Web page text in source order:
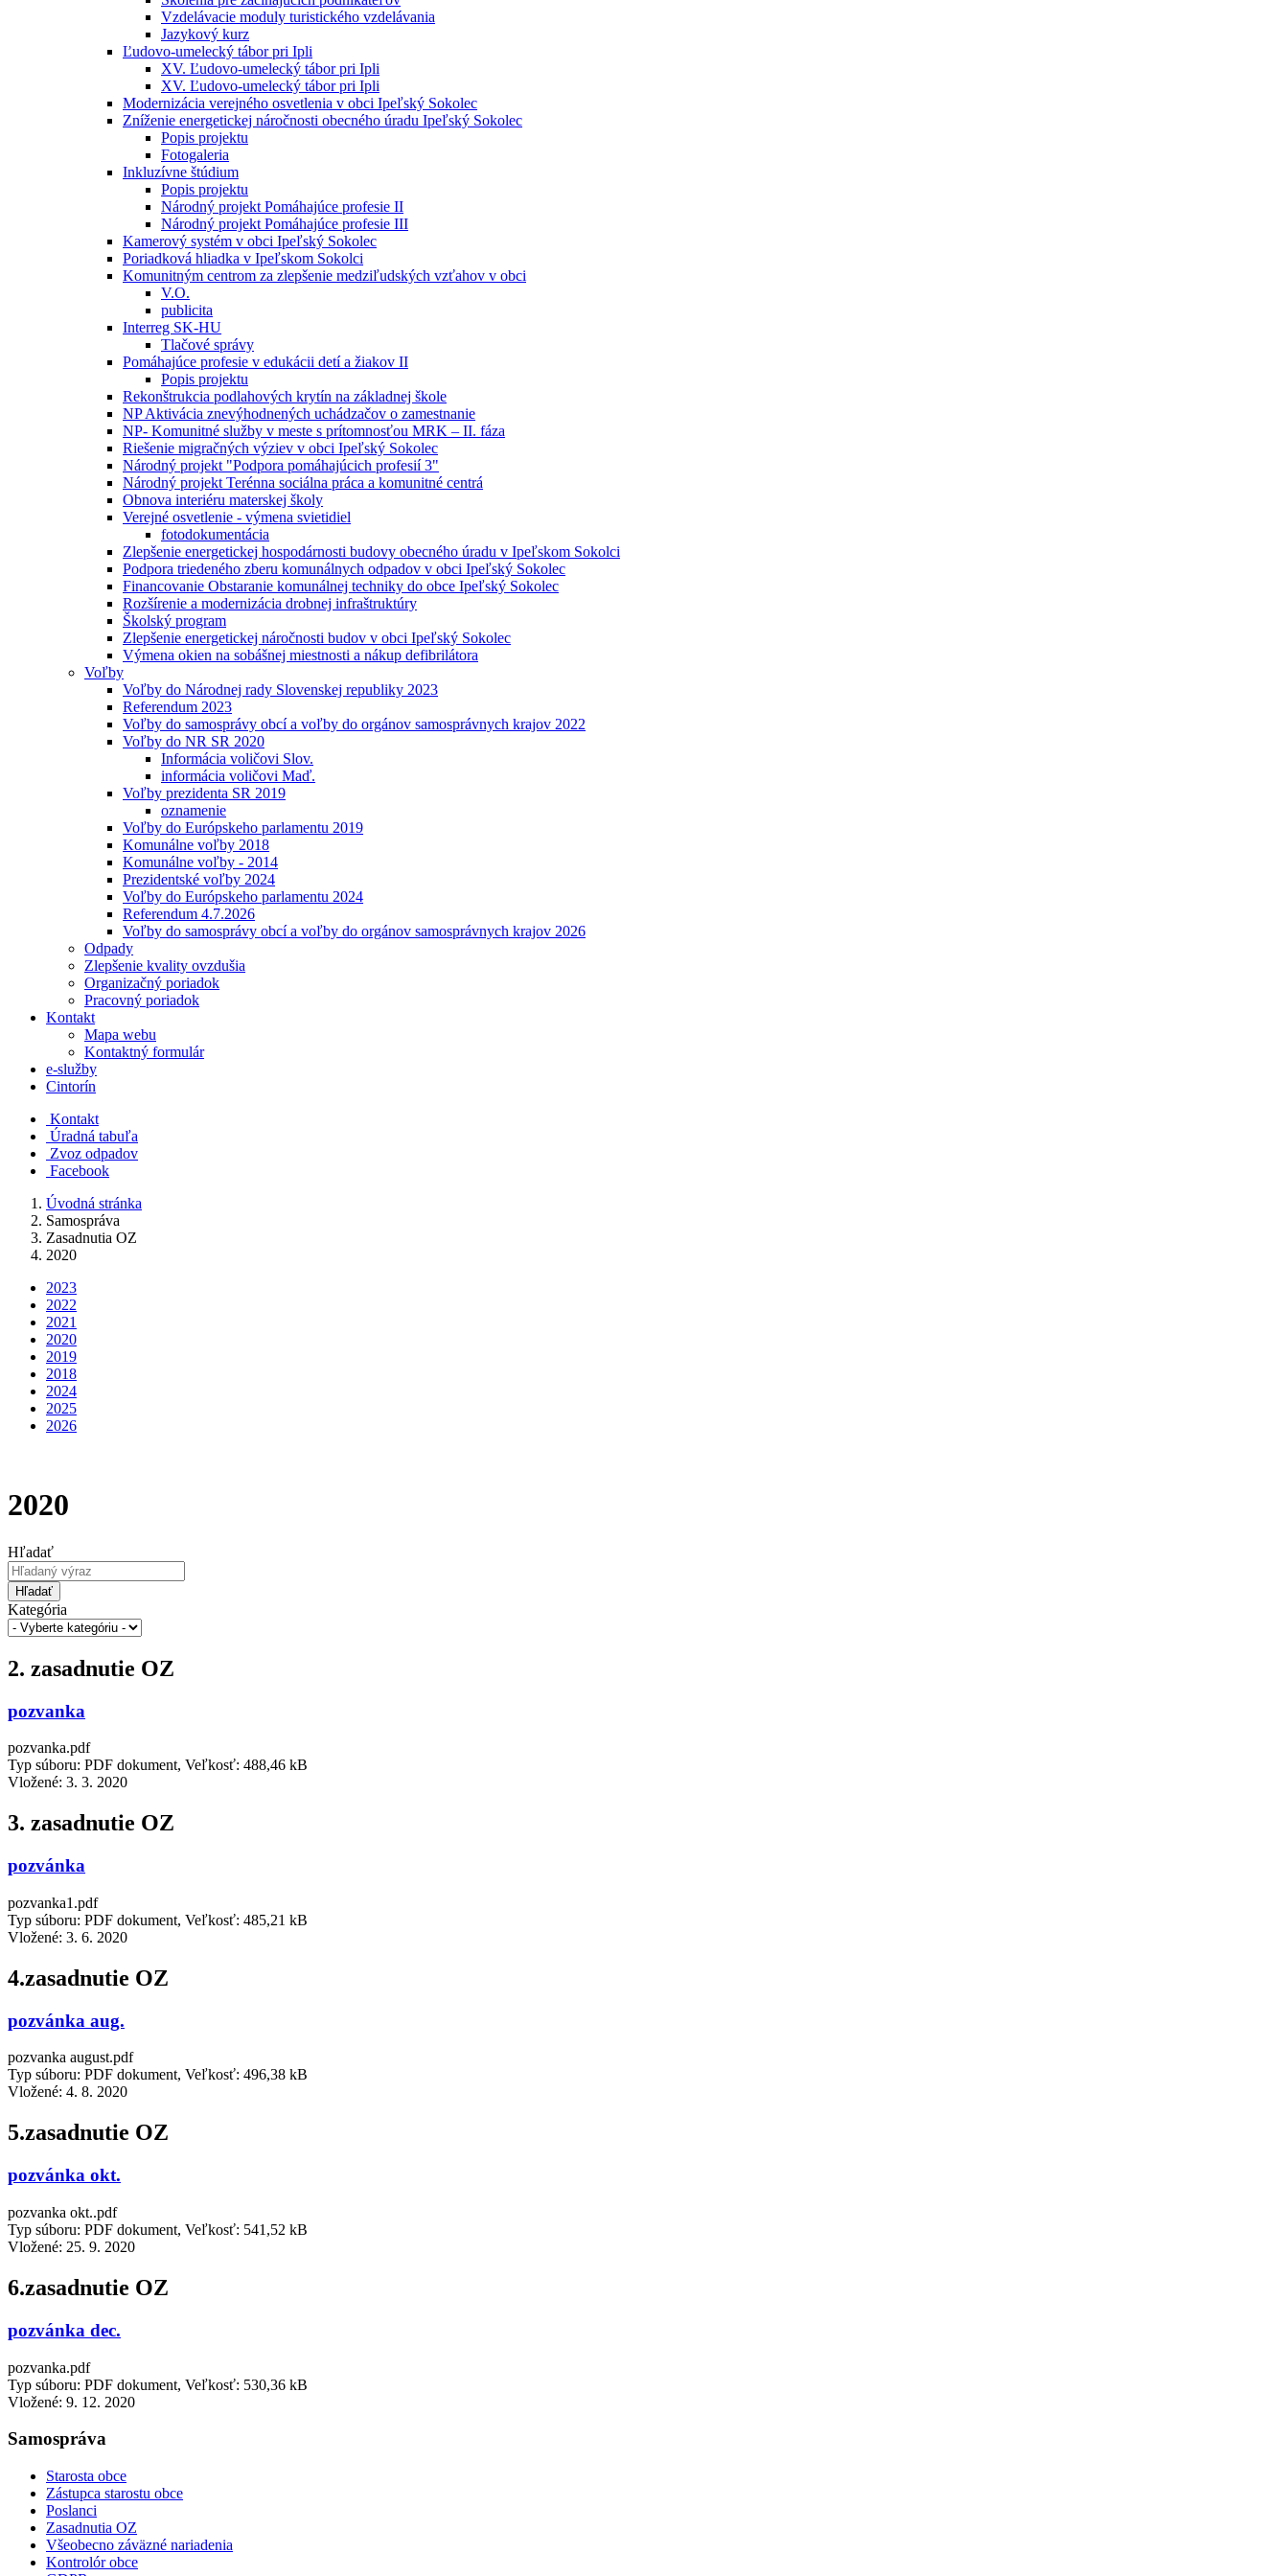
Vzdelávacie moduly turistického vzdelávania
Jazykový kurz
Ľudovo-umelecký tábor pri Ipli
XV. Ľudovo-umelecký tábor pri Ipli
XV. Ľudovo-umelecký tábor pri Ipli
Modernizácia verejného osvetlenia v obci Ipeľský Sokolec
Zníženie energetickej náročnosti obecného úradu Ipeľský Sokolec
Popis projektu
Fotogaleria
Inkluzívne štúdium
Popis projektu
Národný projekt Pomáhajúce profesie II
Národný projekt Pomáhajúce profesie III
Kamerový systém v obci Ipeľský Sokolec
Poriadková hliadka v Ipeľskom Sokolci
Komunitným centrom za zlepšenie medziľudských vzťahov v obci
V.O.
publicita
Interreg SK-HU
Tlačové správy
Pomáhajúce profesie v edukácii detí a žiakov II
Popis projektu
Rekonštrukcia podlahových krytín na základnej škole
NP Aktivácia znevýhodnených uchádzačov o zamestnanie
NP- Komunitné služby v meste s prítomnosťou MRK – II. fáza
Riešenie migračných výziev v obci Ipeľský Sokolec
Národný projekt "Podpora pomáhajúcich profesií 3"
Národný projekt Terénna sociálna práca a komunitné centrá
Obnova interiéru materskej školy
Verejné osvetlenie - výmena svietidiel
fotodokumentácia
Zlepšenie energetickej hospodárnosti budovy obecného úradu v Ipeľskom Sokolci
Podpora triedeného zberu komunálnych odpadov v obci Ipeľský Sokolec
Financovanie Obstaranie komunálnej techniky do obce Ipeľský Sokolec
Rozšírenie a modernizácia drobnej infraštruktúry
Školský program
Zlepšenie energetickej náročnosti budov v obci Ipeľský Sokolec
Výmena okien na sobášnej miestnosti a nákup defibrilátora
Voľby
Voľby do Národnej rady Slovenskej republiky 2023
Referendum 2023
Voľby do samosprávy obcí a voľby do orgánov samosprávnych krajov 2022
Voľby do NR SR 2020
Informácia voličovi Slov.
informácia voličovi Maď.
Voľby prezidenta SR 2019
oznamenie
Voľby do Európskeho parlamentu 2019
Komunálne voľby 2018
Komunálne voľby - 2014
Prezidentské voľby 2024
Voľby do Európskeho parlamentu 2024
Referendum 4.7.2026
Voľby do samosprávy obcí a voľby do orgánov samosprávnych krajov 2026
Odpady
Zlepšenie kvality ovzdušia
Organizačný poriadok
Pracovný poriadok
Kontakt
Mapa webu
Kontaktný formulár
e-služby
Cintorín
Kontakt
Úradná tabuľa
Zvoz odpadov
Facebook
Úvodná stránka
Samospráva
Zasadnutia OZ
2020
2023
2022
2021
2020
2019
2018
2024
2025
2026
2020
Hľadať
Hľadať
Kategória
2. zasadnutie OZ
pozvanka
pozvanka.pdf
Typ súboru: PDF dokument, Veľkosť: 488,46 kB
Vložené: 3. 3. 2020
3. zasadnutie OZ
pozvánka
pozvanka1.pdf
Typ súboru: PDF dokument, Veľkosť: 485,21 kB
Vložené: 3. 6. 2020
4.zasadnutie OZ
pozvánka aug.
pozvanka august.pdf
Typ súboru: PDF dokument, Veľkosť: 496,38 kB
Vložené: 4. 8. 2020
5.zasadnutie OZ
pozvánka okt.
pozvanka okt..pdf
Typ súboru: PDF dokument, Veľkosť: 541,52 kB
Vložené: 25. 9. 2020
6.zasadnutie OZ
pozvánka dec.
pozvanka.pdf
Typ súboru: PDF dokument, Veľkosť: 530,36 kB
Vložené: 9. 12. 2020
Samospráva
Starosta obce
Zástupca starostu obce
Poslanci
Zasadnutia OZ
Všeobecno záväzné nariadenia
Kontrolór obce